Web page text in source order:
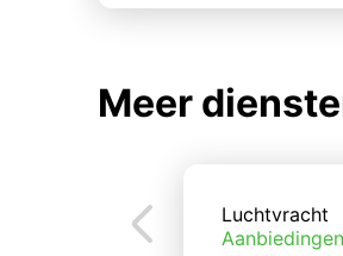
Meer
Luchtvracht